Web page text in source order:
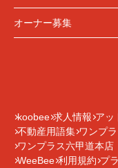
オーナー募集
koobee 求人情報 アッ
不動産用語集 ワンプ
ワンプラス六甲道本
WeeBee 利用規約 プ